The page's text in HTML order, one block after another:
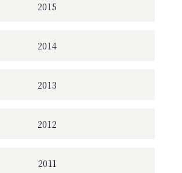
2015
2014
2013
2012
2011